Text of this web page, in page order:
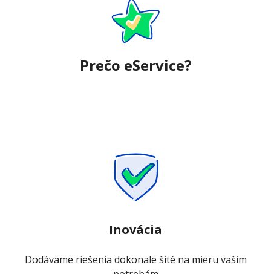
Prečo eService?
Inovácia
Dodávame riešenia dokonale šité na mieru vašim